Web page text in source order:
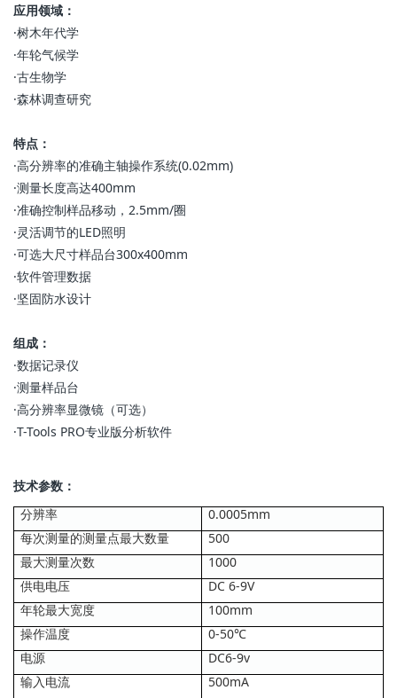
应用领域：
·树木年代学
·年轮气候学
·古生物学
·森林调查研究
特点：
·高分辨率的准确主轴操作系统(0.02mm)
·测量长度高达400mm
·准确控制样品移动，2.5mm/圈
·灵活调节的LED照明
·可选大尺寸样品台300x400mm
·软件管理数据
·坚固防水设计
组成：
·数据记录仪
·测量样品台
·高分辨率显微镜（可选）
·T-Tools PRO专业版分析软件
技术参数：
分辨率
0.0005mm
每次测量的测量点最大数量
500
最大测量次数
1000
供电电压
DC 6-9V
年轮最大宽度
100mm
操作温度
0-50℃
电源
DC6-9v
输入电流
500mA